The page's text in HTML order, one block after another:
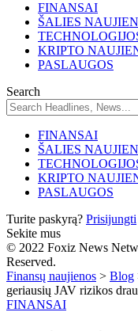
FINANSAI
ŠALIES
KRIPTO
PASLAUGOS
Search
FINANSAI
ŠALIES
KRIPTO
PASLAUGOS
Turite paskyrą? Prisijungti
Sekite mus
© 2022 Foxiz News
Reserved.
Finansų naujienos > Blog
geriausių JAV rizikos
FINANSAI